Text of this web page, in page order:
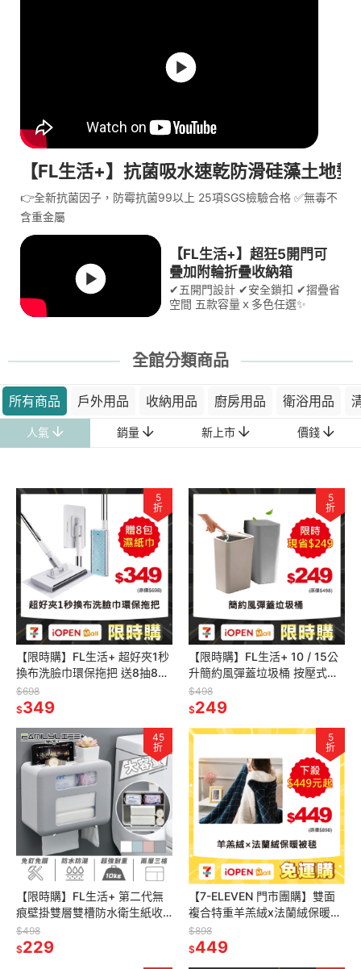
【FL生活+】抗菌吸水速乾防滑硅藻土地墊
👉全新抗菌因子，防霉抗菌99以上 25項SGS檢驗合格 ✅無毒不
含重金屬
【FL生活+】超狂5開門可
疊加附輪折疊收納箱
✔五開門設計 ✔安全鎖扣 ✔摺疊省
空間 五款容量ｘ多色任選✨
全館分類商品
所有商品 戶外用品 收納用品 廚房用品 衛浴用品
人氣 銷量 新上市 價錢
5
折
【限時購】FL生活+ 超好夾1秒
換布洗臉巾環保拖把 送8抽8包
濕紙巾
$698
$349
5
折
【限時購】FL生活+ 10 / 15公
升簡約風彈蓋垃圾桶 按壓式垃
圾桶 按壓垃圾桶 浴室垃圾桶
$498
$249
45
折
【限時購】FL生活+ 第二代無
痕壁掛雙層雙槽防水衛生紙收
納盒_A-028 免釘免鑽無痕貼
一貼即固定 上層可置物
$498
$229
5
折
【7-ELEVEN 門市團購】雙面
複合特重羊羔絨x法蘭絨保暖被
毯 冷氣毯 單人被 雙人加大棉被
毯子 涼毯 珊瑚絨
$898
$449